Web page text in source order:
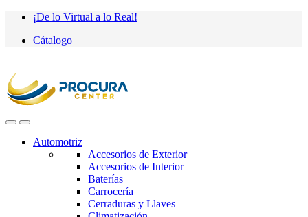
Saltar
navegación
saltar
contenido
¡De lo Virtual a lo Real!
Cátalogo
Automotriz
Accesorios de Exterior
Accesorios de Interior
Baterías
Carrocería
Cerraduras y Llaves